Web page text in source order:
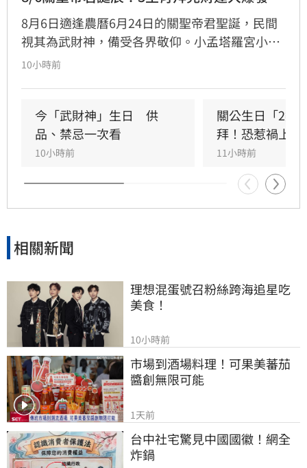
8月6日適逢農曆6月24日的關聖帝君聖誕，民間
視其為武財神，備受各界敬仰。小孟塔羅宮小立
指出，關聖帝君誕辰當日誠心祭拜，有望獲得神
產；生肖狗偏財運強，有望獲意外之財。專家強
調，無論生肖為何，只要虔誠備妥供品祭祀，皆
能祈求聖帝祖庇佑，迎來事業順遂與財源廣進的
好運勢，建議民眾把握良機，為下半年佈局求
財。
10小時前
今「武財神」生日　供
品、禁忌一次看
10小時前
關公生日「2類
拜！恐惹禍上身
11小時前
相關新聞
理想混蛋號召粉絲跨海追星吃
美食！
10小時前
市場到酒場料理！可果美蕃茄
醬創無限可能
1天前
台中社宅驚見中國國徽！網全
炸鍋